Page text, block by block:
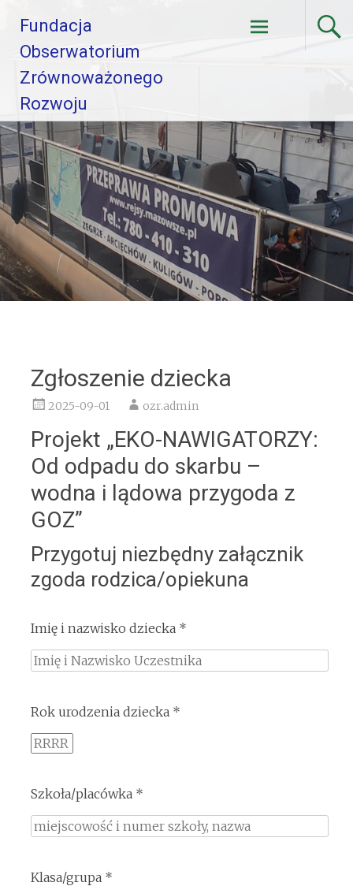
content
Fundacja
Obserwatorium
Zrównoważonego
Rozwoju
Zgłoszenie dziecka
2025-09-01 ozr.admin
Projekt „EKO-NAWIGATORZY:
Od odpadu do skarbu –
wodna i lądowa przygoda z
GOZ”
Przygotuj niezbędny załącznik
zgoda rodzica/opiekuna
Imię i nazwisko dziecka *
Rok urodzenia dziecka *
Szkoła/placówka *
Klasa/grupa *